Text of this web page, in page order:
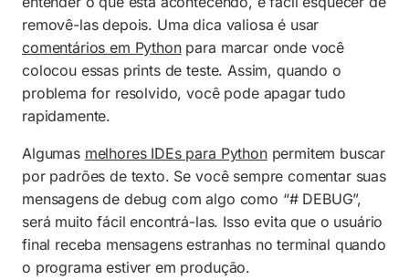
removê-las depois. Uma dica valiosa é usar
comentários em Pythonpara marcar onde você
colocou essas prints de teste. Assim, quando o
problema for resolvido, você pode apagar tudo
rapidamente.
Algumas melhores IDEs para Pythonpermitem buscar
por padrões de texto. Se você sempre comentar suas
mensagens de debug com algo como “# DEBUG”,
será muito fácil encontrá-las. Isso evita que o usuário
final receba mensagens estranhas no terminal quando
o programa estiver em produção.